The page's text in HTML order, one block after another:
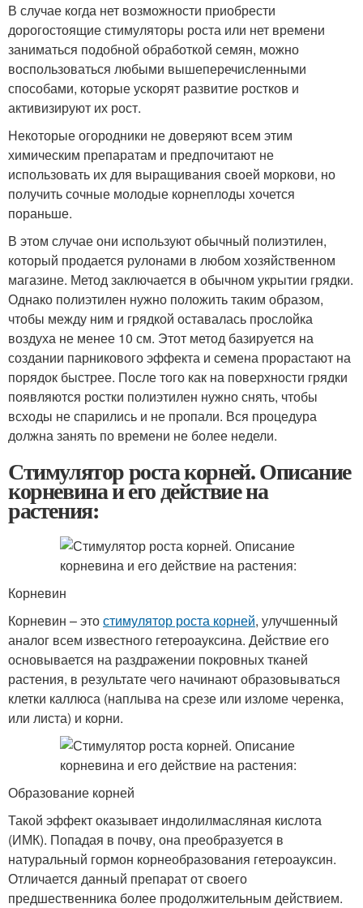
В случае когда нет возможности приобрести
дорогостоящие стимуляторы роста или нет времени
заниматься подобной обработкой семян, можно
воспользоваться любыми вышеперечисленными
способами, которые ускорят развитие ростков и
активизируют их рост.
Некоторые огородники не доверяют всем этим
химическим препаратам и предпочитают не
использовать их для выращивания своей моркови, но
получить сочные молодые корнеплоды хочется
пораньше.
В этом случае они используют обычный полиэтилен,
который продается рулонами в любом хозяйственном
магазине. Метод заключается в обычном укрытии грядки.
Однако полиэтилен нужно положить таким образом,
чтобы между ним и грядкой оставалась прослойка
воздуха не менее 10 см. Этот метод базируется на
создании парникового эффекта и семена прорастают на
порядок быстрее. После того как на поверхности грядки
появляются ростки полиэтилен нужно снять, чтобы
всходы не спарились и не пропали. Вся процедура
должна занять по времени не более недели.
Стимулятор роста корней. Описание
корневина и его действие на
растения:
Корневин
Корневин – этостимулятор роста корней, улучшенный
аналог всем известного гетероауксина. Действие его
основывается на раздражении покровных тканей
растения, в результате чего начинают образовываться
клетки каллюса (наплыва на срезе или изломе черенка,
или листа) и корни.
Образование корней
Такой эффект оказывает индолилмасляная кислота
(ИМК). Попадая в почву, она преобразуется в
натуральный гормон корнеобразования гетероауксин.
Отличается данный препарат от своего
предшественника более продолжительным действием.